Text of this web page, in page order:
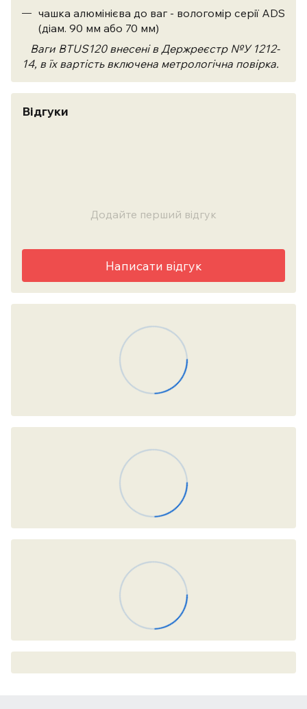
чашка алюмінієва до ваг - вологомір серії ADS
(діам. 90 мм або 70 мм)
Ваги BTUS120внесені в Держреєстр №У 1212-
14, в їх вартість включена метрологічна повірка.
Відгуки
Додайте перший відгук
Написати відгук